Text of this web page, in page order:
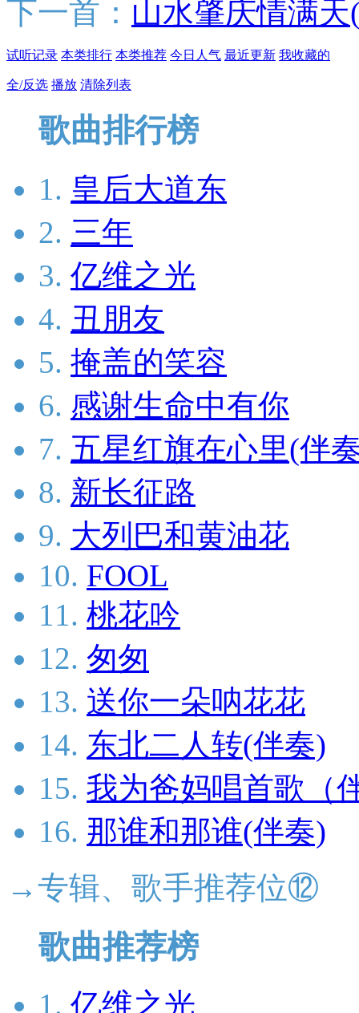
下一首： 山水肇庆情满
试听记录 本类排行 本类推荐 今日人气 最近更新 我收藏的
全/反选 播放 清除列表
歌曲排行榜
1. 皇后大道东
2. 三年
3. 亿维之光
4. 丑朋友
5. 掩盖的笑容
6. 感谢生命中有你
7. 五星红旗在心里(伴
8. 新长征路
9. 大列巴和黄油花
10. FOOL
11. 桃花吟
12. 匆匆
13. 送你一朵呐花花
14. 东北二人转(伴奏)
15. 我为爸妈唱首歌（
16. 那谁和那谁(伴奏)
→专辑、歌手推荐位⑫
歌曲推荐榜
1. 亿维之光